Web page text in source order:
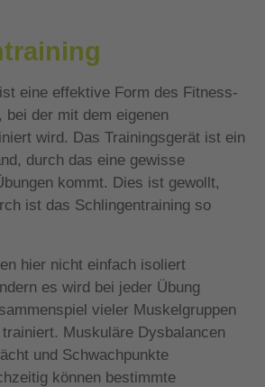
eine effektive Form des Fitness-
bei der mit dem eigenen
wird. Das Trainingsgerät ist ein
durch das eine gewisse
kommt. Dies ist gewollt,
ist das Schlingentraining so
hier nicht einfach isoliert
es wird bei jeder Übung
vieler Muskelgruppen
Muskuläre Dysbalancen
und Schwachpunkte
können bestimmte